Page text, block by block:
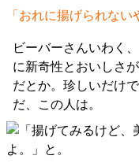
「おれに揚げられない
ビーバーさんいわく
に新奇性とおいしさ
だとか。珍しいだけ
だ、この人は。